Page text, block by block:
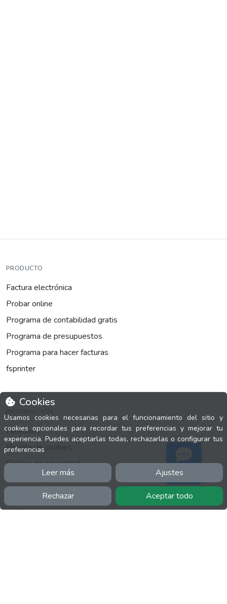
Cookies
Usamos cookies necesarias para el funcionamiento del sitio y
cookies opcionales para recordar tus preferencias y mejorar tu
experiencia. Puedes aceptarlas todas, rechazarlas o configurar tus
preferencias
Leer más Ajustes
Rechazar Aceptar todo
PRODUCTO
Factura electrónica
Probar online
Programa de contabilidad gratis
Programa de presupuestos
Programa para hacer facturas
fsprinter
Facebook
Polícita de cookies
Política de privacidad
Términos y condiciones
YouTube
Soporte